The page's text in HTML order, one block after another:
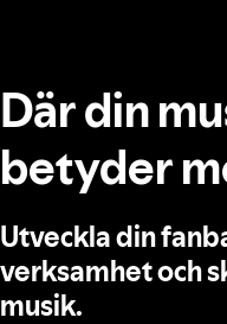
Där din
betyder
Utveckla din
verksamhet och
musik.